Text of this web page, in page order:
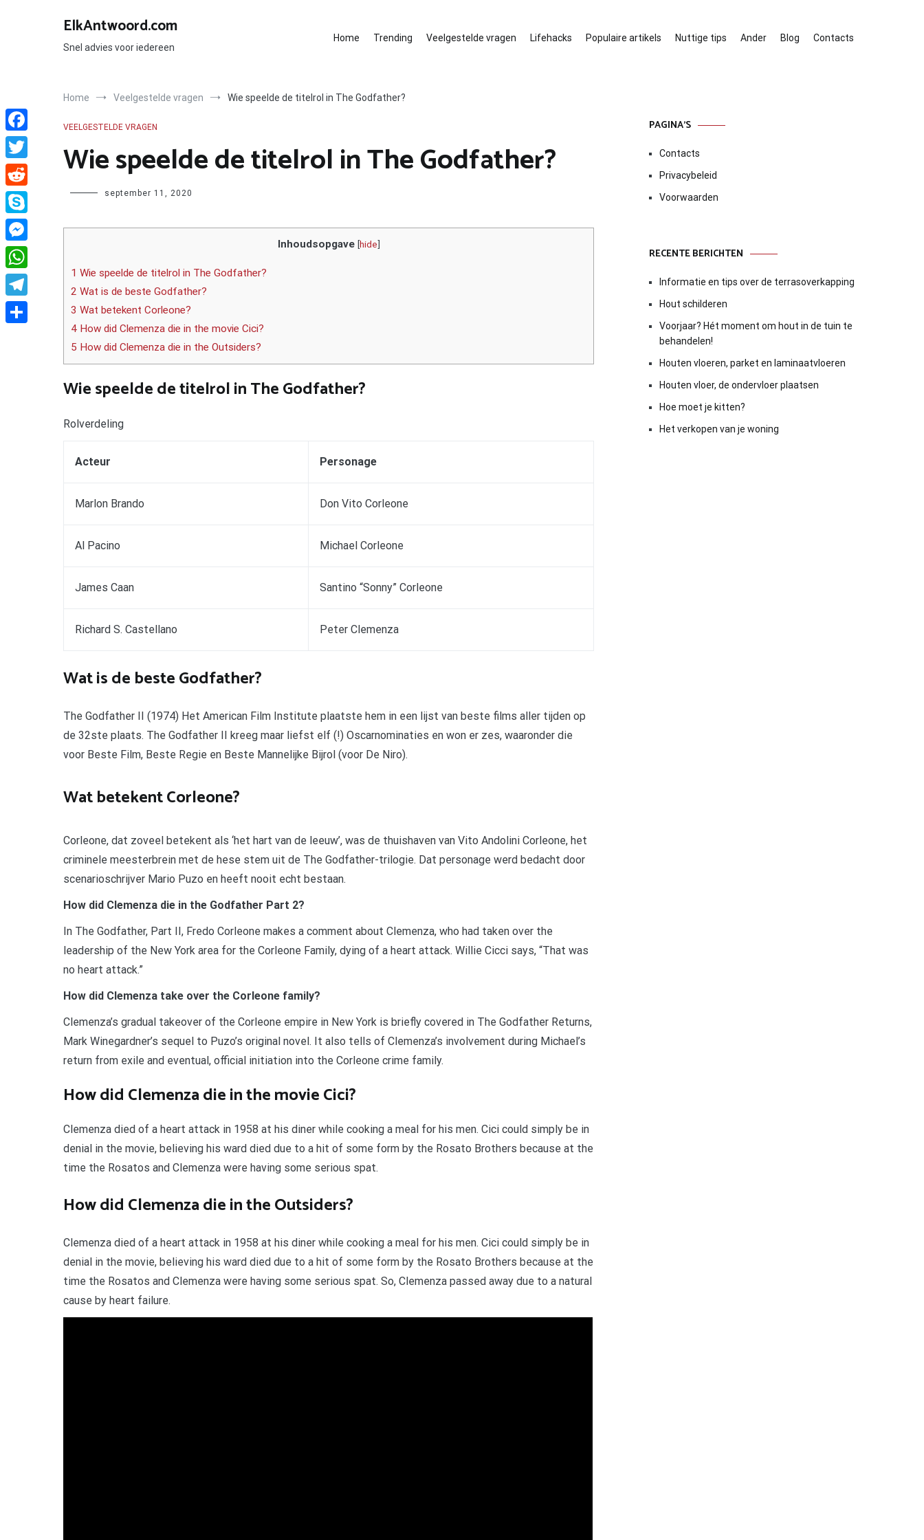
ElkAntwoord.com
Snel advies voor iedereen
Home Trending Veelgestelde vragen Lifehacks Populaire artikels Nuttige tips Ander Blog Contacts
Home Veelgestelde vragen Wie speelde de titelrol in The Godfather?
VEELGESTELDE VRAGEN
Wie speelde de titelrol in The Godfather?
Author september 11, 2020
Inhoudsopgave [hide]
1 Wie speelde de titelrol in The Godfather?
2 Wat is de beste Godfather?
3 Wat betekent Corleone?
4 How did Clemenza die in the movie Cici?
5 How did Clemenza die in the Outsiders?
Wie speelde de titelrol in The Godfather?
Rolverdeling
Acteur Personage
Marlon Brando Don Vito Corleone
Al Pacino Michael Corleone
James Caan Santino “Sonny” Corleone
Richard S. Castellano Peter Clemenza
Wat is de beste Godfather?
The Godfather II (1974) Het American Film Institute plaatste hem in een lijst van beste films aller tijden op
de 32ste plaats. The Godfather II kreeg maar liefst elf (!) Oscarnominaties en won er zes, waaronder die
voor Beste Film, Beste Regie en Beste Mannelijke Bijrol (voor De Niro).
Wat betekent Corleone?
Corleone, dat zoveel betekent als ‘het hart van de leeuw’, was de thuishaven van Vito Andolini Corleone, het
criminele meesterbrein met de hese stem uit de The Godfather-trilogie. Dat personage werd bedacht door
scenarioschrijver Mario Puzo en heeft nooit echt bestaan.
How did Clemenza die in the Godfather Part 2?
In The Godfather, Part II, Fredo Corleone makes a comment about Clemenza, who had taken over the
leadership of the New York area for the Corleone Family, dying of a heart attack. Willie Cicci says, “That was
no heart attack.”
How did Clemenza take over the Corleone family?
Clemenza’s gradual takeover of the Corleone empire in New York is briefly covered in The Godfather Returns,
Mark Winegardner’s sequel to Puzo’s original novel. It also tells of Clemenza’s involvement during Michael’s
return from exile and eventual, official initiation into the Corleone crime family.
How did Clemenza die in the movie Cici?
Clemenza died of a heart attack in 1958 at his diner while cooking a meal for his men. Cici could simply be in
denial in the movie, believing his ward died due to a hit of some form by the Rosato Brothers because at the
time the Rosatos and Clemenza were having some serious spat.
How did Clemenza die in the Outsiders?
Clemenza died of a heart attack in 1958 at his diner while cooking a meal for his men. Cici could simply be in
denial in the movie, believing his ward died due to a hit of some form by the Rosato Brothers because at the
time the Rosatos and Clemenza were having some serious spat. So, Clemenza passed away due to a natural
cause by heart failure.
PAGINA’S
Contacts
Privacybeleid
Voorwaarden
RECENTE BERICHTEN
Informatie en tips over de terrasoverkapping
Hout schilderen
Voorjaar? Hét moment om hout in de tuin te
behandelen!
Houten vloeren, parket en laminaatvloeren
Houten vloer, de ondervloer plaatsen
Hoe moet je kitten?
Het verkopen van je woning
Facebook
Twitter
Reddit
Skype
Messenger
WhatsApp
Telegram